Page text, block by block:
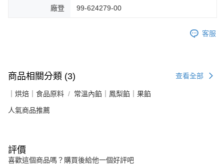
廠登 99-624279-00
客服
商品相關分類 (3) 查看全部
｜烘焙｜食品原料 常溫內餡｜鳳梨餡｜果餡
人氣商品推薦
評價
喜歡這個商品嗎？購買後給他一個好評吧